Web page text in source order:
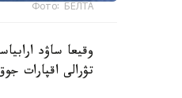
Фото: БЕЛТА
وقيعا ساۋد
تۋرالى اقپارات